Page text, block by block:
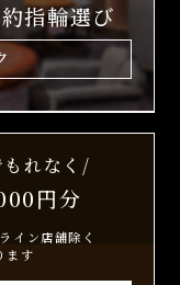
指輪選び
れなく/
円分
イン店舗除く
ます